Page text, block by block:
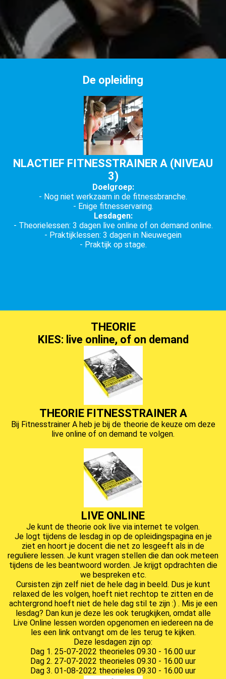
De opleiding
NLACTIEF FITNESSTRAINER A (NIVEAU
3)
Doelgroep:
- Nog niet werkzaam in de fitnessbranche.
- Enige fitnesservaring.
Lesdagen:
- Theorielessen: 3 dagen live online of on demand online.
- Praktijklessen: 3 dagen in Nieuwegein
- Praktijk op stage.
THEORIE
KIES: live online, of on demand
THEORIE FITNESSTRAINER A
Bij Fitnesstrainer A heb je bij de theorie de keuze om deze
live online of on demand te volgen.
LIVE ONLINE
Je kunt de theorie ook live via internet te volgen.
Je logt tijdens de lesdag in op de opleidingspagina en je
ziet en hoort je docent die net zo lesgeeft als in de
reguliere lessen. Je kunt vragen stellen die dan ook meteen
tijdens de les beantwoord worden. Je krijgt opdrachten die
we bespreken etc.
Cursisten zijn zelf niet de hele dag in beeld. Dus je kunt
relaxed de les volgen, hoeft niet rechtop te zitten en de
achtergrond hoeft niet de hele dag stil te zijn :) . Mis je een
lesdag? Dan kun je deze les ook terugkijken, omdat alle
Live Online lessen worden opgenomen en iedereen na de
les een link ontvangt om de les terug te kijken.
Deze lesdagen zijn op:
Dag 1. 25-07-2022 theorieles 09.30 - 16.00 uur
Dag 2. 27-07-2022 theorieles 09.30 - 16.00 uur
Dag 3. 01-08-2022 theorieles 09.30 - 16.00 uur
te